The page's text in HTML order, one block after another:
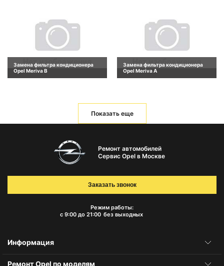
Замена фильтра кондиционера
Opel Meriva B
Замена фильтра кондиционера
Opel Meriva A
Показать еще
Ремонт автомобилей
Сервис Opel в Москве
Режим работы:
с 9:00 до 21:00 без выходных
Заказать звонок
Информация
Ремонт Opel по моделям